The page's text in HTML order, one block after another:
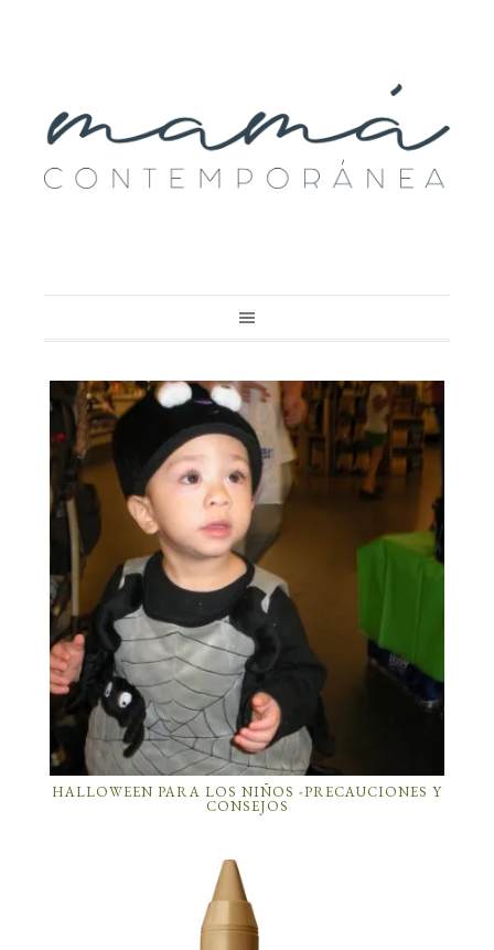
HALLOWEEN PARA LOS NIÑOS -PRECAUCIONES Y
CONSEJOS